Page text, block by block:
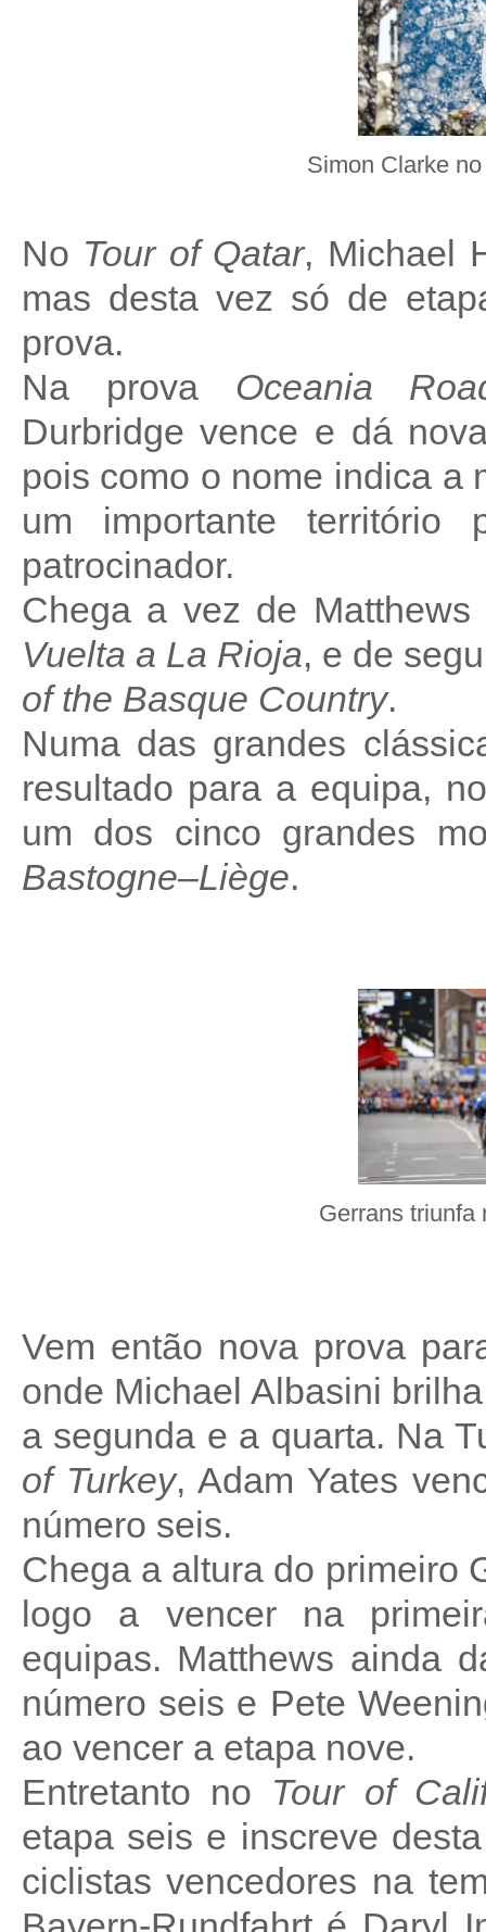
Simon Clarke
No Tour of Qatar, Michael
mas desta vez só de
prova.
Na prova Oceania
Durbridge vence e dá
pois como o nome indica a
um importante
patrocinador.
Chega a vez de
Vuelta a La Rioja, e de
of the Basque Country.
Numa das grandes
resultado para a equipa,
um dos cinco grandes
Bastogne–Liège.
Gerrans triunfa
Vem então nova prova
onde Michael Albasini
a segunda e a quarta. Na
of Turkey, Adam Yates
número seis.
Chega a altura do primeiro
logo a vencer na
equipas. Matthews ainda
número seis e Pete
ao vencer a etapa nove.
Entretanto no Tour of
etapa seis e inscreve
ciclistas vencedores na